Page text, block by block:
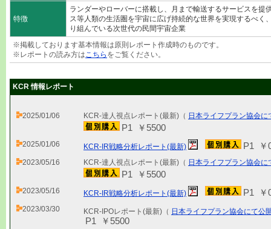
特徴
ランダーやローバーに搭載し、月まで輸送するサービスを提
ス等人類の生活圏を宇宙に広げ持続的な世界を実現するべく
り組んでいる次世代の民間宇宙企業
※掲載しております基本情報は原則レポート作成時のものです。
※レポートの読み方はこちら をご覧ください。
KCR 情報レポート
2025/01/06 KCR-達人視点レポート(最新)（ 日本ライフプラン協会に
P1 ￥5500
2025/01/06 KCR-IR戦略分析レポート(最新) P1 ￥
2023/05/16 KCR-達人視点レポート(最新)（ 日本ライフプラン協会に
P1 ￥5500
2023/05/16 KCR-IR戦略分析レポート(最新) P1 ￥
2023/03/30 KCR-IPOレポート(最新)（ 日本ライフプラン協会にて公
P1 ￥5500